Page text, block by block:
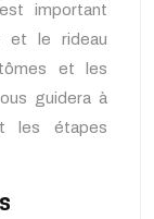
important
et le rideau
et les
guidera à
les étapes